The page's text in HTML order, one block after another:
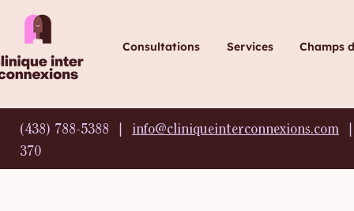
Consultations Services Champs
(438) 788-5388 ∣ info@cliniqueinterconnexions.com
370